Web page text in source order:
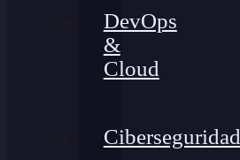
DevOps
&
Cloud
Ciberseguridad